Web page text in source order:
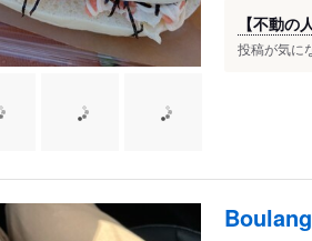
【不動の
投稿が気に